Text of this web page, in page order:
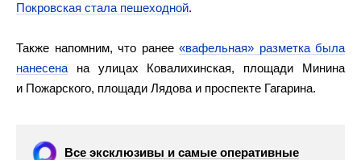
Покровская стала пешеходной.
Также напомним, что ранее «вафельная» разметка была
нанесена на улицах Ковалихинская, площади Минина
и Пожарского, площади Лядова и проспекте Гагарина.
Все эксклюзивы и самые оперативные